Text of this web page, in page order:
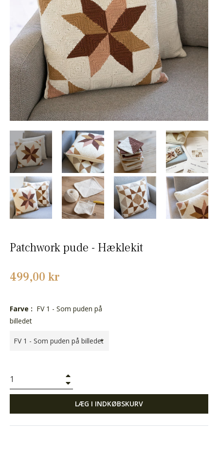
Patchwork pude - Hæklekit
Normalpris
499,00 kr
Farve : FV 1 - Som puden på
billedet
LÆG I INDKØBSKURV